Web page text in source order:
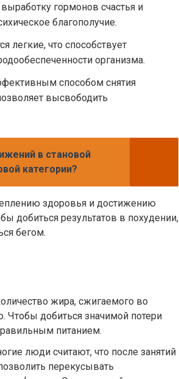
гормонов счастья и
благополучие.
легкие, что способствует
организма.
способом снятия
высвободить
в становой
категории?
здоровья и достижению
добиться результатов в похудении,
бегом.
жира, сжигаемого во
Чтобы добиться значимой потери
питанием.
люди считают, что после занятий
перекусывать